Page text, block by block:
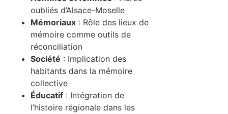
oubliés d’Alsace-Moselle
Mémoriaux : Rôle des lieux de
mémoire comme outils de
réconciliation
Société : Implication des
habitants dans la mémoire
collective
Éducatif : Intégration de
l’histoire régionale dans les